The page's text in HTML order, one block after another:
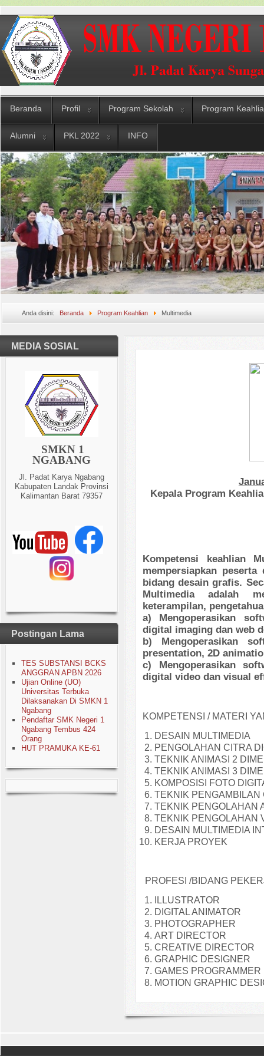
Beranda Profil Program Sekolah Program
Alumni PKL 2022 INFO
Anda disini: Beranda Program Keahlian Multimedia
MEDIA SOSIAL
SMKN 1
NGABANG
Jl. Padat Karya Ngabang
Kabupaten Landak Provinsi
Kalimantan Barat 79357
Postingan Lama
TES SUBSTANSI BCKS
ANGGRAN APBN 2026
Ujian Online (UO)
Universitas Terbuka
Dilaksanakan Di SMKN 1
Ngabang
Pendaftar SMK Negeri 1
Ngabang Tembus 424
Orang
HUT PRAMUKA KE-61
Kepala Program
Kompetensi keahlian
mempersiapkan
bidang desain grafis.
Multimedia adalah
keterampilan,
a) Mengoperasikan
digital imaging dan web
b) Mengoperasikan
presentation, 2D
c) Mengoperasikan
digital video dan visual
KOMPETENSI / MATERI
DESAIN MULTIMEDIA
PENGOLAHAN CITRA
TEKNIK ANIMASI 2
TEKNIK ANIMASI 3
KOMPOSISI FOTO
TEKNIK
TEKNIK PENGOLAHAN
TEKNIK PENGOLAHAN
DESAIN MULTIMEDIA
KERJA PROYEK
PROFESI /BIDANG
ILLUSTRATOR
DIGITAL ANIMATOR
PHOTOGRAPHER
ART DIRECTOR
CREATIVE DIRECTOR
GRAPHIC DESIGNER
GAMES PROGRAMMER
MOTION GRAPHIC